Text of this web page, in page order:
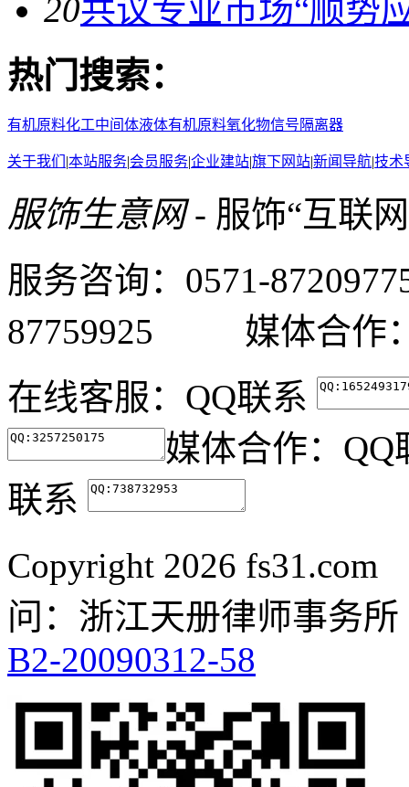
20共议专业市场“顺势
热门搜索：
有机原料化工中间体液体有机原料氧化物信号隔离器
关于我们 |本站服务|会员服务|企业建站|旗下网站|新闻导航|技术
服饰生意网- 服饰“互联
服务咨询：0571-
87759925 媒体合作：
在线客服： QQ联系
媒体合作：
联系
Copyright 2026
问：浙江天册律师事务
B2-20090312-58